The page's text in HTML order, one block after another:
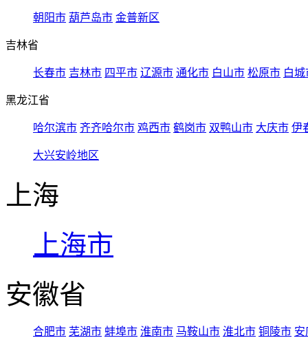
朝阳市 葫芦岛市 金普新区
吉林省
长春市 吉林市 四平市 辽源市 通化市 白山市 松原市 白城
黑龙江省
哈尔滨市 齐齐哈尔市 鸡西市 鹤岗市 双鸭山市 大庆市 伊
大兴安岭地区
上海
上海市
安徽省
合肥市 芜湖市 蚌埠市 淮南市 马鞍山市 淮北市 铜陵市 安